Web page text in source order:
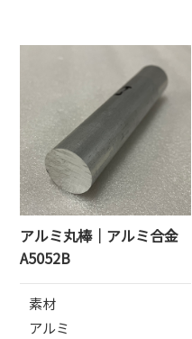
アルミ丸棒｜アルミ合金
A5052B
素材
アルミ